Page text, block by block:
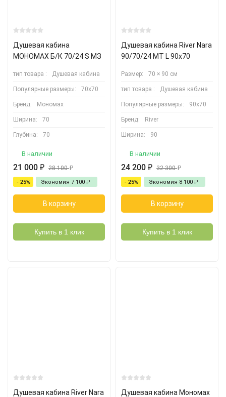
Душевая кабина
МОНОМАХ Б/К 70/24 S МЗ
тип товара : Душевая кабина
Популярные размеры: 70х70
Бренд: Мономах
Ширина: 70
Глубина: 70
В наличии
21 000 ₽ 28 100₽
- 25% Экономия 7 100 ₽
В корзину
Купить в 1 клик
Душевая кабина River Nara
90/70/24 MT L 90х70
Размер: 70 × 90 см
тип товара : Душевая кабина
Популярные размеры: 90х70
Бренд: River
Ширина: 90
В наличии
24 200 ₽ 32 300₽
- 25% Экономия 8 100 ₽
В корзину
Купить в 1 клик
Душевая кабина River Nara
Душевая кабина Мономах